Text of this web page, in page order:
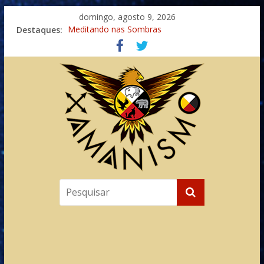
domingo, agosto 9, 2026
Destaques: Meditando nas Sombras
Autosuficiência: A Jornada do Espírito Ancestral
Xamanismo Universal
Totens – Caminho Espiritual – Crescimento
Imaginação na Cura